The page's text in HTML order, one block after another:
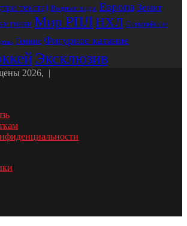
текста) Водные виды Европа Зенит
гонки Мир РПЛНХЛ Олимпийские
Теннис Фигурное катание
Эксклюзив
2026, |